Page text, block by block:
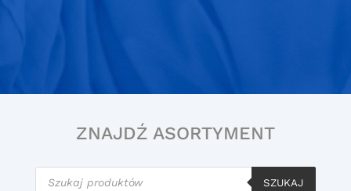
ZNAJDŹ ASORTYMENT
Wyszukiwarka
produktów
SZUKAJ